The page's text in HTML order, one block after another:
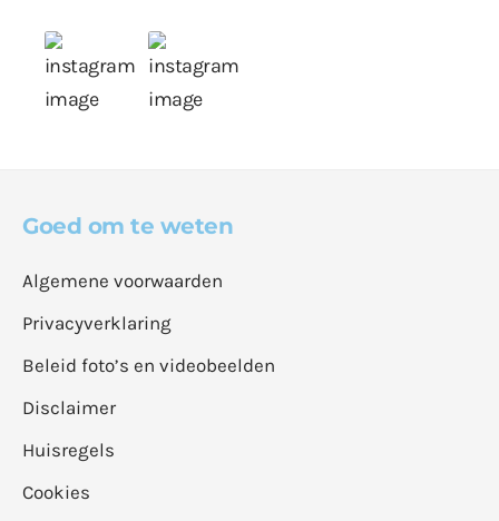
Goed om te weten
Algemene voorwaarden
Privacyverklaring
Beleid foto’s en videobeelden
Disclaimer
Huisregels
Cookies